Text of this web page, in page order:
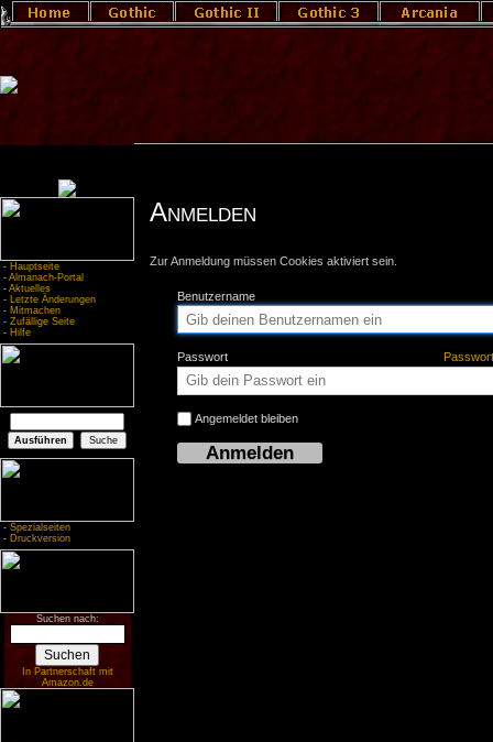
- Hauptseite
- Almanach-Portal
- Aktuelles
- Letzte Änderungen
- Mitmachen
- Zufällige Seite
- Hilfe
- Spezialseiten
- Druckversion
Suchen nach:
In Partnerschaft mit
Amazon.de
Anmelden
Zur Anmeldung müssen Cookies aktiviert sein.
Benutzername
Passwort
Angemeldet bleiben